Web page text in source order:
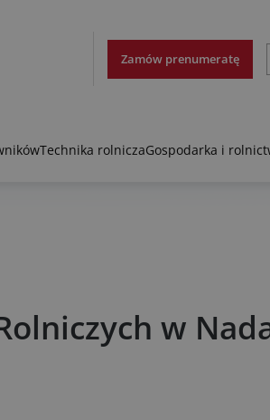
Zamów prenumeratę
Technika rolniczaGospodarka i
w